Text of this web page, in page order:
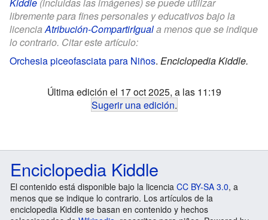
libremente para fines personales y educativos bajo la
licenciaAtribución-CompartirIguala menos que se indique
lo contrario. Citar este artículo:
Orchesia piceofasciata para Niños. Enciclopedia Kiddle.
Última edición el 17 oct 2025, a las 11:19
Sugerir una edición.
Enciclopedia Kiddle
El contenido está disponible bajo la licencia CC BY-SA 3.0, a
menos que se indique lo contrario. Los artículos de la
enciclopedia Kiddle se basan en contenido y hechos